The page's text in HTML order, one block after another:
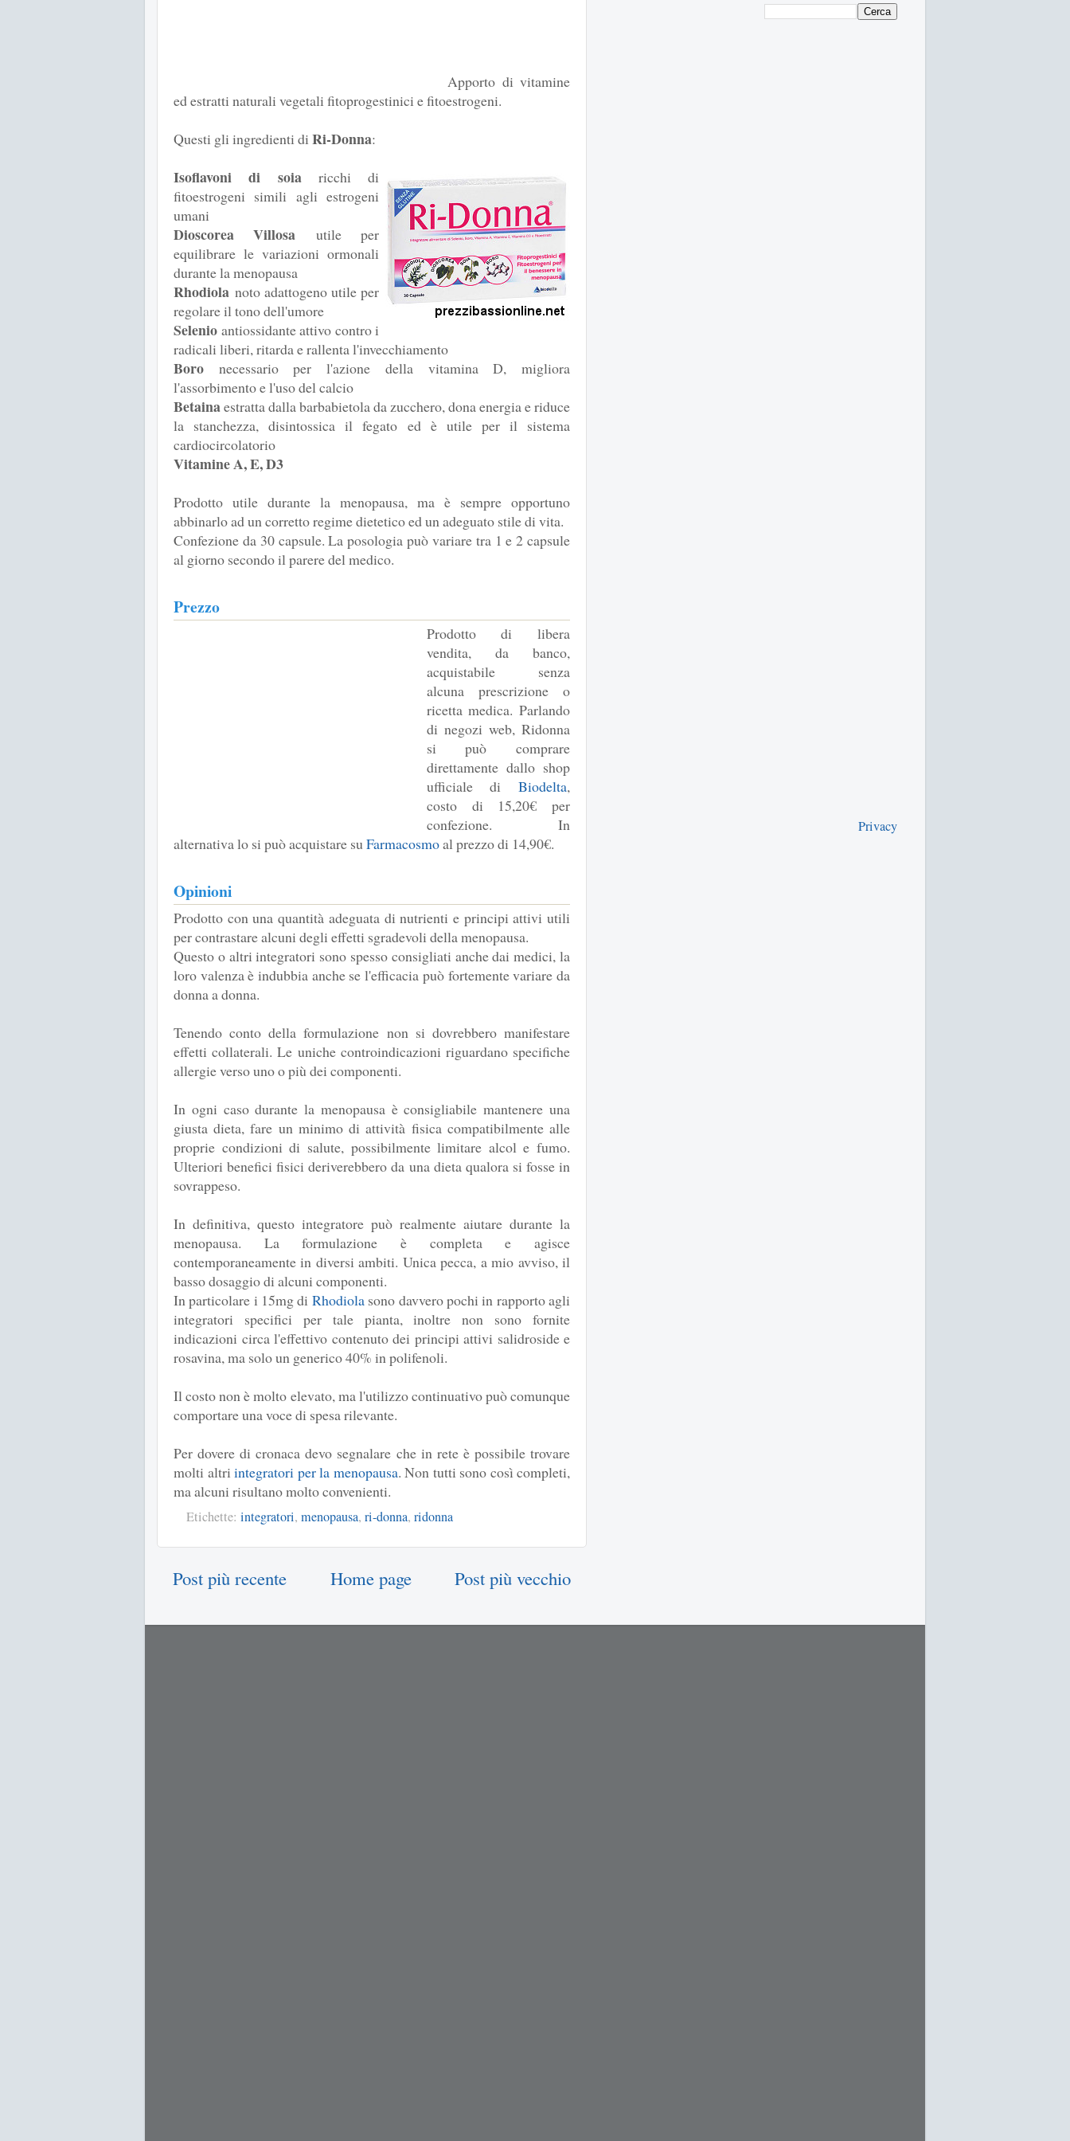
Apporto di vitamine
ed estratti naturali vegetali fitoprogestinici e fitoestrogeni.
Questi gli ingredienti diRi-Donna:
Isoflavoni di soiaricchi di
fitoestrogeni simili agli estrogeni
umani
Dioscorea Villosa utile per
equilibrare le variazioni ormonali
durante la menopausa
Rhodiola noto adattogeno utile per
regolare il tono dell'umore
Selenio antiossidante attivo contro i
radicali liberi, ritarda e rallenta l'invecchiamento
Boro necessario per l'azione della vitamina D, migliora
l'assorbimento e l'uso del calcio
Betainaestratta dalla barbabietola da zucchero, dona energia e riduce
la stanchezza, disintossica il fegato ed è utile per il sistema
cardiocircolatorio
Vitamine A, E, D3
Prodotto utile durante la menopausa, ma è sempre opportuno
abbinarlo ad un corretto regime dietetico ed un adeguato stile di vita.
Confezione da 30 capsule. La posologia può variare tra 1 e 2 capsule
al giorno secondo il parere del medico.
Prezzo
Prodotto di libera
vendita, da banco,
acquistabile senza
alcuna prescrizione o
ricetta medica. Parlando
di negozi web, Ridonna
si può comprare
direttamente dallo shop
ufficiale di Biodelta,
costo di 15,20€ per
confezione. In
alternativa lo si può acquistare suFarmacosmoal prezzo di 14,90€.
Opinioni
Prodotto con una quantità adeguata di nutrienti e principi attivi utili
per contrastare alcuni degli effetti sgradevoli della menopausa.
Questo o altri integratori sono spesso consigliati anche dai medici, la
loro valenza è indubbia anche se l'efficacia può fortemente variare da
donna a donna.
Tenendo conto della formulazione non si dovrebbero manifestare
effetti collaterali. Le uniche controindicazioni riguardano specifiche
allergie verso uno o più dei componenti.
In ogni caso durante la menopausa è consigliabile mantenere una
giusta dieta, fare un minimo di attività fisica compatibilmente alle
proprie condizioni di salute, possibilmente limitare alcol e fumo.
Ulteriori benefici fisici deriverebbero da una dieta qualora si fosse in
sovrappeso.
In definitiva, questo integratore può realmente aiutare durante la
menopausa. La formulazione è completa e agisce
contemporaneamente in diversi ambiti. Unica pecca, a mio avviso, il
basso dosaggio di alcuni componenti.
In particolare i 15mg di Rhodiolasono davvero pochi in rapporto agli
integratori specifici per tale pianta, inoltre non sono fornite
indicazioni circa l'effettivo contenuto dei principi attivi salidroside e
rosavina, ma solo un generico 40% in polifenoli.
Il costo non è molto elevato, ma l'utilizzo continuativo può comunque
comportare una voce di spesa rilevante.
Per dovere di cronaca devo segnalare che in rete è possibile trovare
molti altriintegratori per la menopausa. Non tutti sono così completi,
ma alcuni risultano molto convenienti.
Etichette:integratori,menopausa,ri-donna,ridonna
Post più recente Post più vecchio
Home page
Privacy